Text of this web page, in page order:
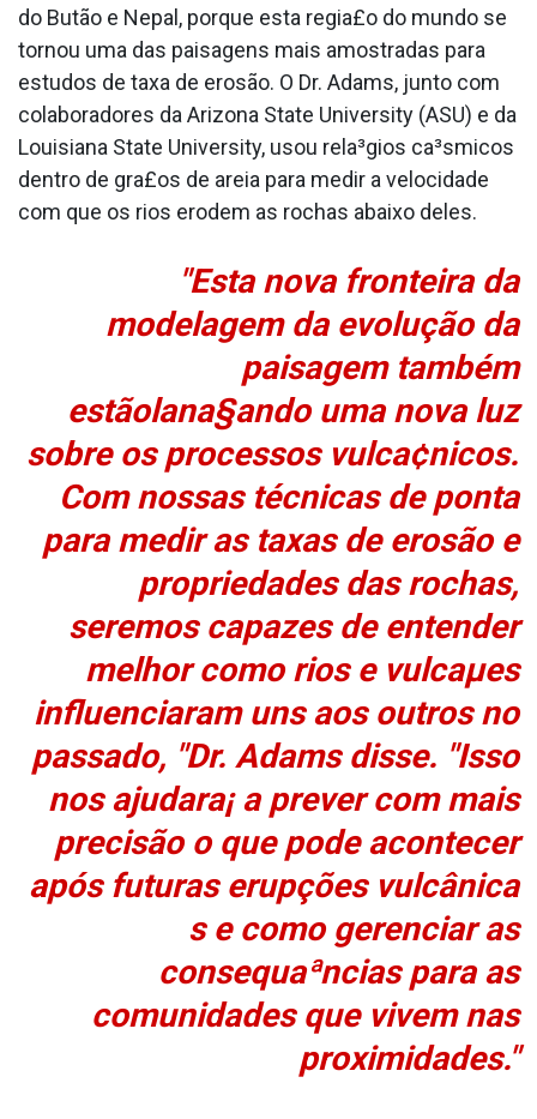
do Butão e Nepal, porque esta regia£o do mundo se
tornou uma das paisagens mais amostradas para
estudos de taxa de erosão. O Dr. Adams, junto com
colaboradores da Arizona State University (ASU) e da
Louisiana State University, usou rela³gios ca³smicos
dentro de gra£os de areia para medir a velocidade
com que os rios erodem as rochas abaixo deles.
"Esta nova fronteira da
modelagem da evolução da
paisagem também
estãolana§ando uma nova luz
sobre os processos vulca¢nicos.
Com nossas técnicas de ponta
para medir as taxas de erosão e
propriedades das rochas,
seremos capazes de entender
melhor como rios e vulcaµes
influenciaram uns aos outros no
passado, "Dr. Adams disse. "Isso
nos ajudara¡ a prever com mais
precisão o que pode acontecer
após futuras erupções vulcânica
s e como gerenciar as
consequaªncias para as
comunidades que vivem nas
proximidades."